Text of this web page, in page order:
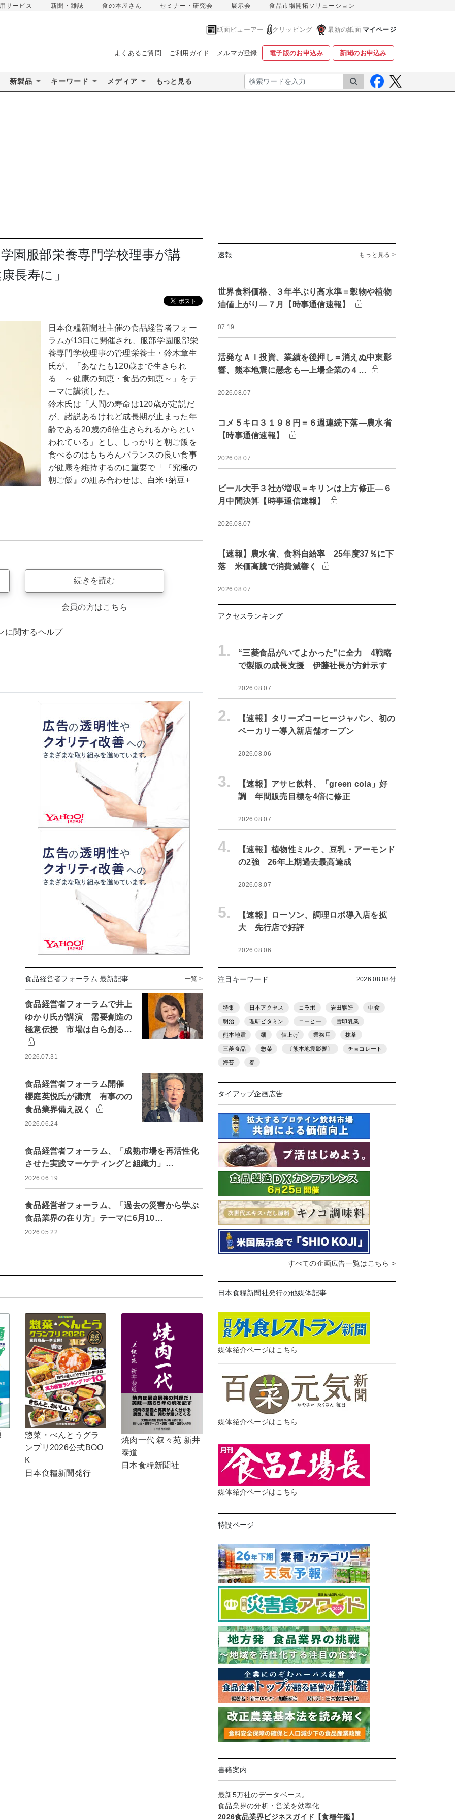
サービス 新聞・雑誌 食の本屋さん セミナー・研究会 展示会 食品市場開拓ソリューション
紙面ビューアー クリッピング 最新の紙面 マイページ
よくあるご質問 ご利用ガイド メルマガ登録 電子版のお申込み 新聞のお申込み
新製品 キーワード メディア もっと見る 検索
園服部栄養専門学校理事が講
長寿に」
日本食糧新聞社主催の食品経営者フォー
ラムが13日に開催され、服部学園服部栄
養専門学校理事の管理栄養士・鈴木章生
氏が、「あなたも120歳まで生きられ
る ～健康の知恵・食品の知恵～」をテ
ーマに講演した。
鈴木氏は「人間の寿命は120歳が定説だ
が、諸説あるけれど成長期が止まった年
齢である20歳の6倍生きられるからとい
われている」とし、しっかりと朝ご飯を
食べるのはもちろんバランスの良い食事
が健康を維持するのに重要で「『究極の
朝ご飯』の組み合わせは、白米+納豆+
続きを読む
会員の方はこちら
に関するヘルプ
食品経営者フォーラム 最新記事 一覧 >
食品経営者フォーラムで井上
ゆかり氏が講演 需要創造の
極意伝授 市場は自ら創る…
2026.07.31
食品経営者フォーラム開催
櫻庭英悦氏が講演 有事のの
食品業界備え説く
2026.06.24
食品経営者フォーラム、「成熟市場を再活性化
させた実践マーケティングと組織力」…
2026.06.19
食品経営者フォーラム、「過去の災害から学ぶ
食品業界の在り方」テーマに6月10…
2026.05.22
惣菜・べんとうグラ
ンプリ2026公式BOO
K
日本食糧新聞発行
焼肉一代 叙々苑 新井
泰道
日本食糧新聞社
速報 もっと見る >
世界食料価格、３年半ぶり高水準＝穀物や植物
油値上がり―７月【時事通信速報】
07:19
活発なＡＩ投資、業績を後押し＝消えぬ中東影
響、熊本地震に懸念も―上場企業の４…
2026.08.07
コメ５キロ３１９８円＝６週連続下落―農水省
【時事通信速報】
2026.08.07
ビール大手３社が増収＝キリンは上方修正―６
月中間決算【時事通信速報】
2026.08.07
【速報】農水省、食料自給率 25年度37％に下
落 米価高騰で消費減響く
2026.08.07
アクセスランキング
1.
“三菱食品がいてよかった”に全力 4戦略
で製販の成長支援 伊藤社長が方針示す
2026.08.07
2.
【速報】タリーズコーヒージャパン、初の
ベーカリー導入新店舗オープン
2026.08.06
3.
【速報】アサヒ飲料、「green cola」好
調 年間販売目標を4倍に修正
2026.08.07
4.
【速報】植物性ミルク、豆乳・アーモンド
の2強 26年上期過去最高達成
2026.08.07
5.
【速報】ローソン、調理ロボ導入店を拡
大 先行店で好評
2026.08.06
注目キーワード 2026.08.08付
特集 日本アクセス コラボ 岩田醸造 中食
明治 理研ビタミン コーヒー 雪印乳業
熊本地震 麺 値上げ 業務用 抹茶
三菱食品 惣菜 〔熊本地震影響〕 チョコレート
海苔 春
タイアップ企画広告
すべての企画広告一覧はこちら >
日本食糧新聞社発行の他媒体記事
媒体紹介ページはこちら
媒体紹介ページはこちら
媒体紹介ページはこちら
特設ページ
書籍案内
最新5万社のデータベース。
食品業界の分析・営業を効率化
2026食品業界ビジネスガイド【食糧年鑑】